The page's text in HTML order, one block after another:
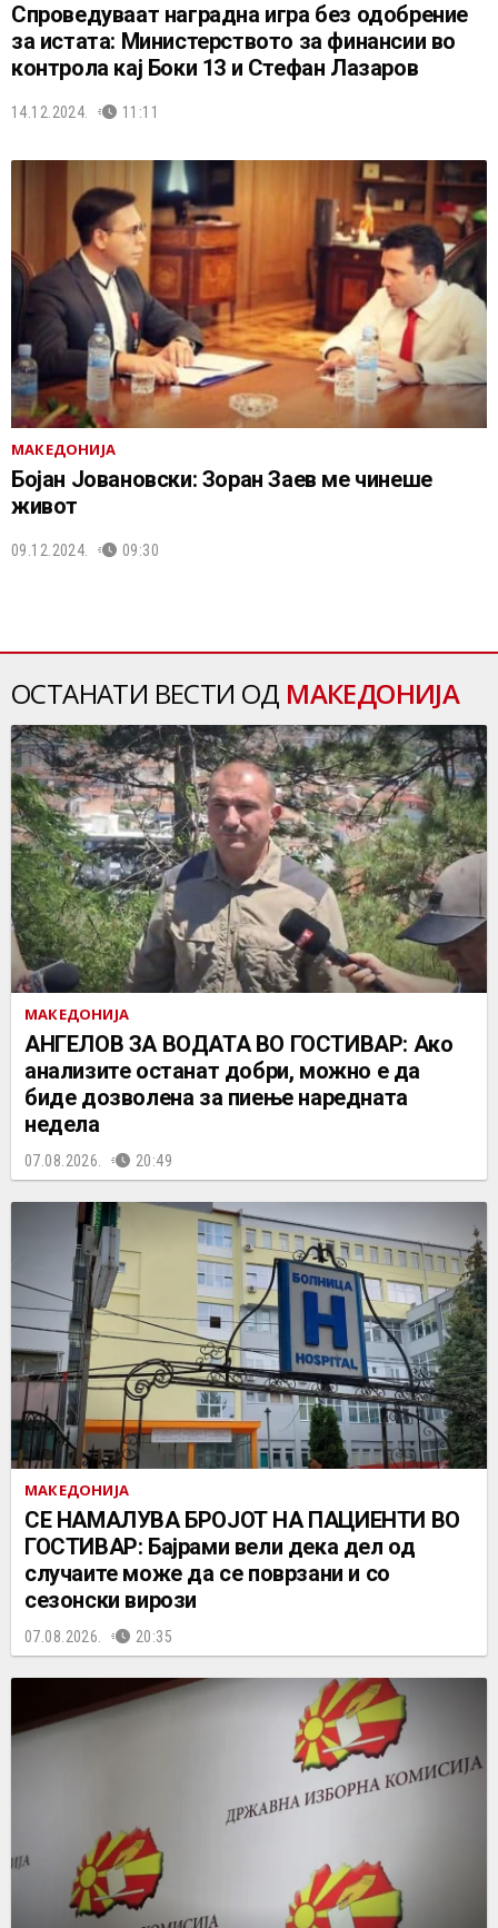
Спроведуваат наградна игра без одобрение
за истата: Министерството за финансии во
контрола кај Боки 13 и Стефан Лазаров
14.12.2024. 11:11
МАКЕДОНИЈА
Бојан Јовановски: Зоран Заев ме чинеше
живот
09.12.2024. 09:30
ОСТАНАТИ ВЕСТИ ОД МАКЕДОНИЈА
МАКЕДОНИЈА
АНГЕЛОВ ЗА ВОДАТА ВО ГОСТИВАР: Ако
анализите останат добри, можно е да
биде дозволена за пиење наредната
недела
07.08.2026. 20:49
МАКЕДОНИЈА
СЕ НАМАЛУВА БРОЈОТ НА ПАЦИЕНТИ ВО
ГОСТИВАР: Бајрами вели дека дел од
случаите може да се поврзани и со
сезонски вирози
07.08.2026. 20:35